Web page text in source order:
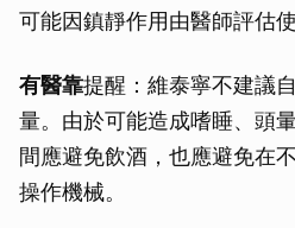
可能因鎮靜作用由醫師評估使
有醫靠提醒：維泰寧不建議
量。由於可能造成嗜睡、頭
間應避免飲酒，也應避免在
操作機械。